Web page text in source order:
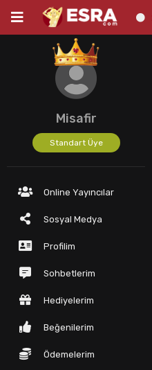
Misafir
Standart Üye
Online Yayıncılar
Sosyal Medya
Profilim
Sohbetlerim
Hediyelerim
Beğenilerim
Ödemelerim